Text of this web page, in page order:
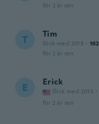
för 2 år sen
T Tim
Gick med 2018 · 162
för 2 år sen
E Erick
Gick med 2015 ·
för 2 år sen